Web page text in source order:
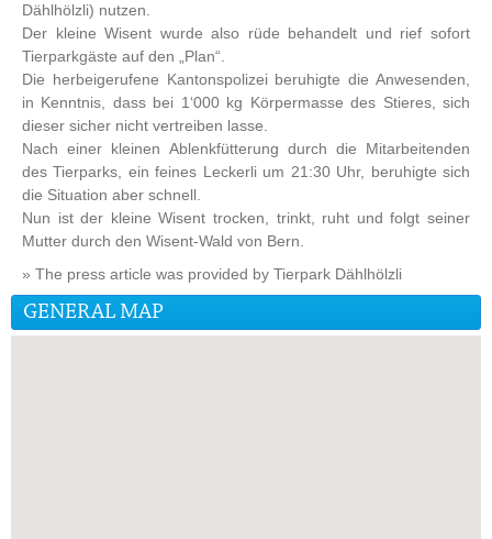
Dählhölzli) nutzen.
Der kleine Wisent wurde also rüde behandelt und rief sofort
Tierparkgäste auf den „Plan“.
Die herbeigerufene Kantonspolizei beruhigte die Anwesenden,
in Kenntnis, dass bei 1‘000 kg Körpermasse des Stieres, sich
dieser sicher nicht vertreiben lasse.
Nach einer kleinen Ablenkfütterung durch die Mitarbeitenden
des Tierparks, ein feines Leckerli um 21:30 Uhr, beruhigte sich
die Situation aber schnell.
Nun ist der kleine Wisent trocken, trinkt, ruht und folgt seiner
Mutter durch den Wisent-Wald von Bern.
» The press article was provided by Tierpark Dählhölzli
GENERAL MAP